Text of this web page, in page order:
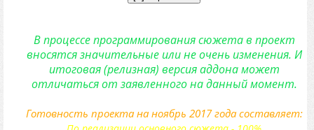
В процессе программирования сюжета в проект
вносятся значительные или не очень изменения. И
итоговая (релизная) версия аддона может
отличаться от заявленного на данный момент.
Готовность проекта на ноябрь 2017 года составляет: